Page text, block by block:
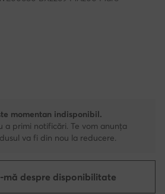
momentan indisponibil.
a primi notificări. Te vom anunța
va fi din nou la reducere.
mă despre disponibilitate